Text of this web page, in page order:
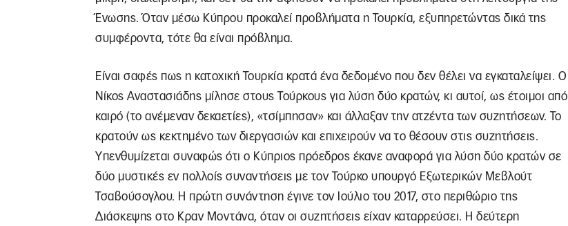
Ένωσης. Όταν μέσω Κύπρου προκαλεί προβλήματα η Τουρκία, εξυπηρετώντας δικά της
συμφέροντα, τότε θα είναι πρόβλημα.
Είναι σαφές πως η κατοχική Τουρκία κρατά ένα δεδομένο που δεν θέλει να εγκαταλείψει. Ο
Νίκος Αναστασιάδης μίλησε στους Τούρκους για λύση δύο κρατών, κι αυτοί, ως έτοιμοι από
καιρό (το ανέμεναν δεκαετίες), «τσίμπησαν» και άλλαξαν την ατζέντα των συζητήσεων. Το
κρατούν ως κεκτημένο των διεργασιών και επιχειρούν να το θέσουν στις συζητήσεις.
Υπενθυμίζεται συναφώς ότι ο Κύπριος πρόεδρος έκανε αναφορά για λύση δύο κρατών σε
δύο μυστικές εν πολλοίς συναντήσεις με τον Τούρκο υπουργό Εξωτερικών Μεβλούτ
Τσαβούσογλου. Η πρώτη συνάντηση έγινε τον Ιούλιο του 2017, στο περιθώριο της
Διάσκεψης στο Κραν Μοντάνα, όταν οι συζητήσεις είχαν καταρρεύσει. Η δεύτερη